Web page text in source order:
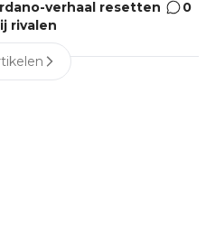
verhaal resetten
rivalen
0